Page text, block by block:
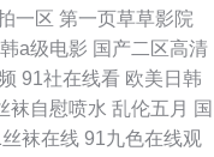
一区 第一页草草影院
a级电影 国产二区高清
91社在线看 欧美日韩
袜自慰喷水 乱伦五月 国
袜在线 91九色在线观